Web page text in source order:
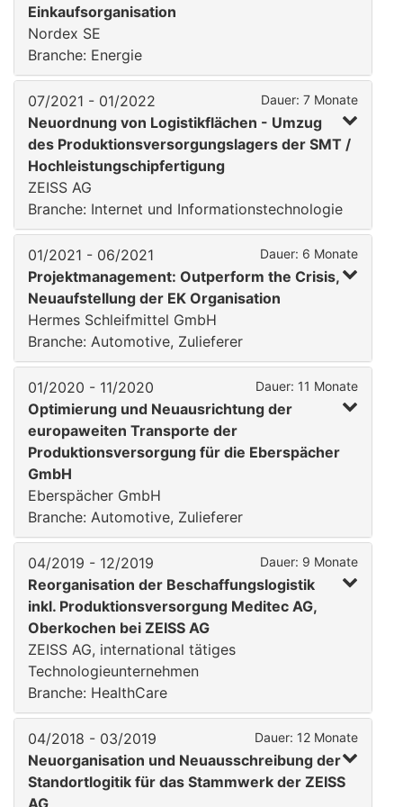
Einkaufsorganisation
Nordex SE
Branche: Energie
07/2021 - 01/2022 Dauer: 7 Monate
Neuordnung von Logistikflächen - Umzug
des Produktionsversorgungslagers der SMT /
Hochleistungschipfertigung
ZEISS AG
Branche: Internet und Informationstechnologie
01/2021 - 06/2021 Dauer: 6 Monate
Projektmanagement: Outperform the Crisis,
Neuaufstellung der EK Organisation
Hermes Schleifmittel GmbH
Branche: Automotive, Zulieferer
01/2020 - 11/2020 Dauer: 11 Monate
Optimierung und Neuausrichtung der
europaweiten Transporte der
Produktionsversorgung für die Eberspächer
GmbH
Eberspächer GmbH
Branche: Automotive, Zulieferer
04/2019 - 12/2019 Dauer: 9 Monate
Reorganisation der Beschaffungslogistik
inkl. Produktionsversorgung Meditec AG,
Oberkochen bei ZEISS AG
ZEISS AG, international tätiges
Technologieunternehmen
Branche: HealthCare
04/2018 - 03/2019 Dauer: 12 Monate
Neuorganisation und Neuausschreibung der
Standortlogitik für das Stammwerk der ZEISS
AG